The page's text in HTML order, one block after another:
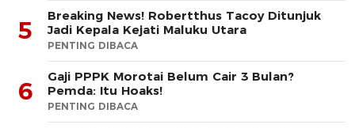
5
Breaking News! Robertthus Tacoy Ditunjuk
Jadi Kepala Kejati Maluku Utara
PENTING DIBACA
6
Gaji PPPK Morotai Belum Cair 3 Bulan?
Pemda: Itu Hoaks!
PENTING DIBACA